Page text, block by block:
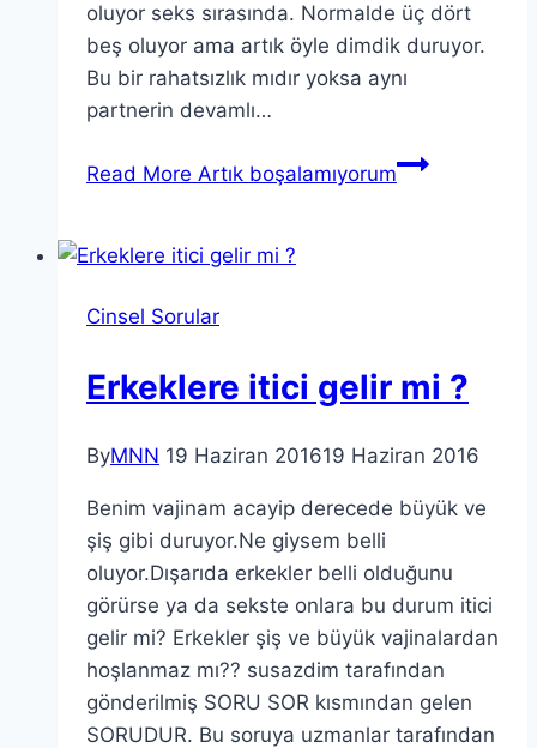
oluyor seks sırasında. Normalde üç dört
beş oluyor ama artık öyle dimdik duruyor.
Bu bir rahatsızlık mıdır yoksa aynı
partnerin devamlı…
Read More Artık boşalamıyorum
Cinsel Sorular
Erkeklere itici gelir mi ?
ByMNN 19 Haziran 201619 Haziran 2016
Benim vajinam acayip derecede büyük ve
şiş gibi duruyor.Ne giysem belli
oluyor.Dışarıda erkekler belli olduğunu
görürse ya da sekste onlara bu durum itici
gelir mi? Erkekler şiş ve büyük vajinalardan
hoşlanmaz mı?? susazdim tarafından
gönderilmiş SORU SOR kısmından gelen
SORUDUR. Bu soruya uzmanlar tarafından